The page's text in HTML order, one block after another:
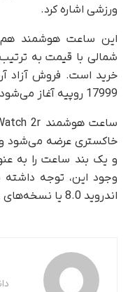
ورزشی اشاره کرد.
این ساعت هوشمند
17999 روپیه آغاز می‌شود.
خاکستری عرضه می‌شود
و یک بند ساعت را به
اندروید 8.0 یا نسخه‌های جدیدتر سازگار است.